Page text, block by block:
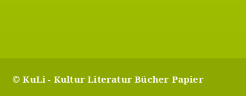
© KuLi - Kultur Literatur Bücher Papier